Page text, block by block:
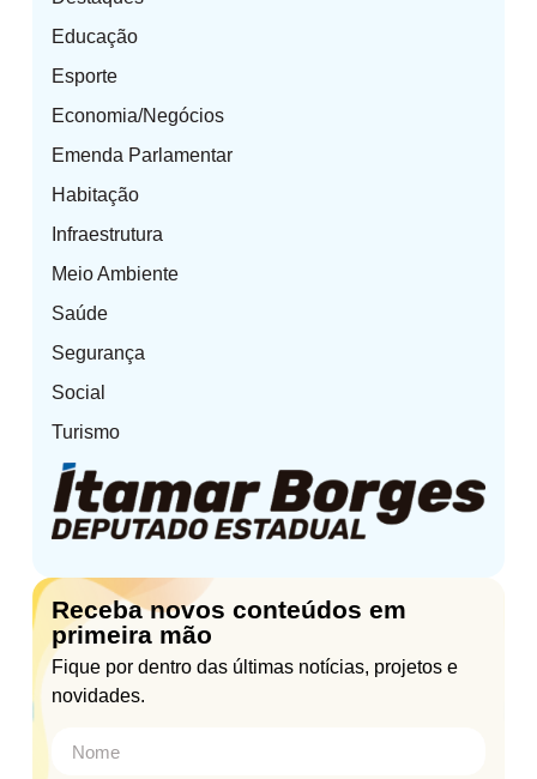
Educação
Esporte
Economia/Negócios
Emenda Parlamentar
Habitação
Infraestrutura
Meio Ambiente
Saúde
Segurança
Social
Turismo
Receba novos conteúdos em
primeira mão
Fique por dentro das últimas notícias, projetos e
novidades.